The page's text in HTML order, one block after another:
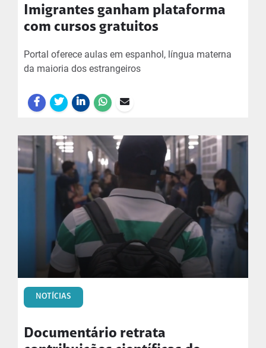
Imigrantes ganham plataforma
com cursos gratuitos
Portal oferece aulas em espanhol, língua materna
da maioria dos estrangeiros
NOTÍCIAS
Documentário retrata